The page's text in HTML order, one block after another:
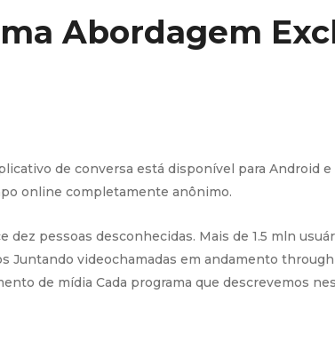
Abordagem
de conversa está disponível para Android e
online completamente anônimo.
pessoas desconhecidas. Mais de 1.5 mln
Juntando videochamadas em andamento
de mídia Cada programa que descrevemos